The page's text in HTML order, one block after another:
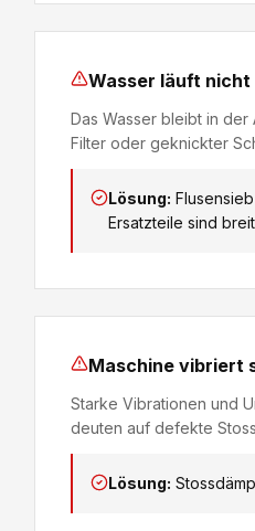
Wasser läuft nicht
Das Wasser bleibt in
Filter oder geknickter
Lösung:
Ersatzteile sind
Maschine vibriert
Starke Vibrationen und
deuten auf defekte
Lösung: